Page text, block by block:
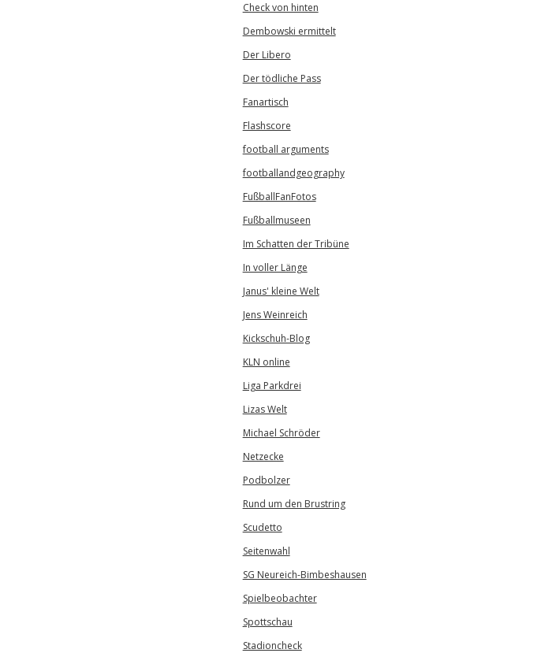
Check von hinten
Dembowski ermittelt
Der Libero
Der tödliche Pass
Fanartisch
Flashscore
football arguments
footballandgeography
FußballFanFotos
Fußballmuseen
Im Schatten der Tribüne
In voller Länge
Janus' kleine Welt
Jens Weinreich
Kickschuh-Blog
KLN online
Liga Parkdrei
Lizas Welt
Michael Schröder
Netzecke
Podbolzer
Rund um den Brustring
Scudetto
Seitenwahl
SG Neureich-Bimbeshausen
Spielbeobachter
Spottschau
Stadioncheck